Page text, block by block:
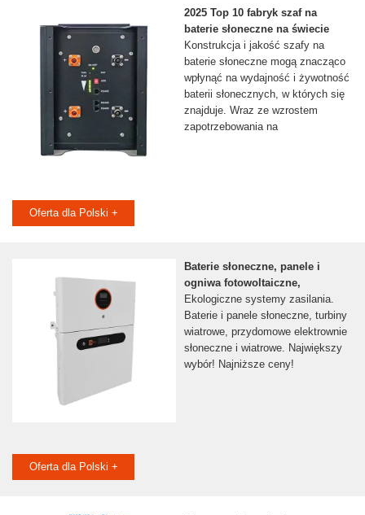
2025 Top 10 fabryk szaf na
baterie słoneczne na świecie
Konstrukcja i jakość szafy na
baterie słoneczne mogą znacząco
wpłynąć na wydajność i żywotność
baterii słonecznych, w których się
znajduje. Wraz ze wzrostem
zapotrzebowania na
Oferta dla Polski +
Baterie słoneczne, panele i
ogniwa fotowoltaiczne,
Ekologiczne systemy zasilania.
Baterie i panele słoneczne, turbiny
wiatrowe, przydomowe elektrownie
słoneczne i wiatrowe. Największy
wybór! Najniższe ceny!
Oferta dla Polski +